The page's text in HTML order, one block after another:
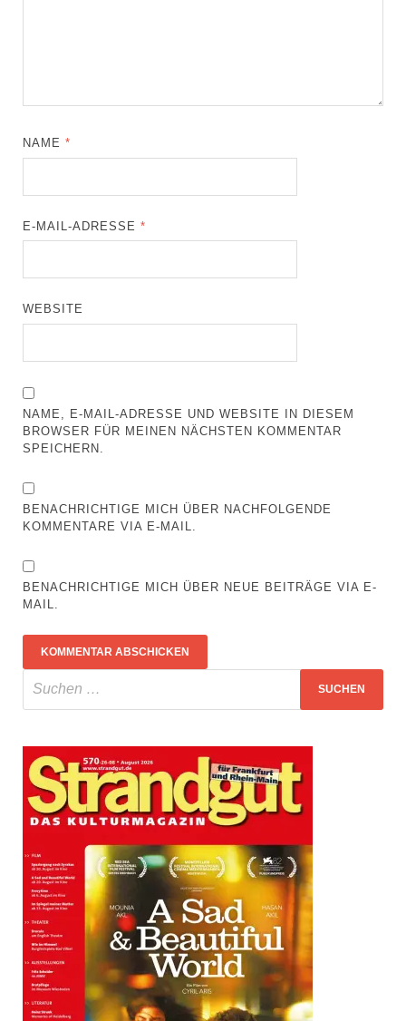
NAME*
E-MAIL-ADRESSE*
WEBSITE
NAME, E-MAIL-ADRESSE UND WEBSITE IN DIESEM
BROWSER FÜR MEINEN NÄCHSTEN KOMMENTAR
SPEICHERN.
BENACHRICHTIGE MICH ÜBER NACHFOLGENDE
KOMMENTARE VIA E-MAIL.
BENACHRICHTIGE MICH ÜBER NEUE BEITRÄGE VIA E-
MAIL.